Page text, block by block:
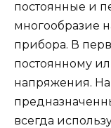
постоянные и
многообразие
прибора. В
постоянному
напряжения.
всегда